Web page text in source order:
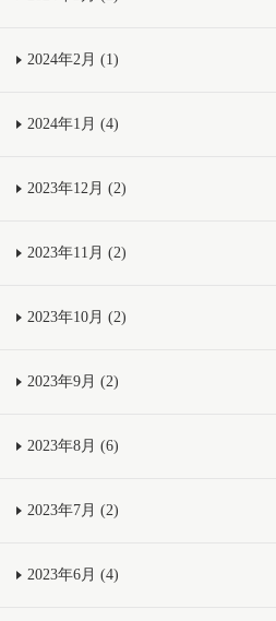
2024年2月 (1)
2024年1月 (4)
2023年12月 (2)
2023年11月 (2)
2023年10月 (2)
2023年9月 (2)
2023年8月 (6)
2023年7月 (2)
2023年6月 (4)